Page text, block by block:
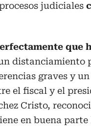
judiciales
que
distanciamiento
graves y
el fiscal y el
Cristo,
en buena parte